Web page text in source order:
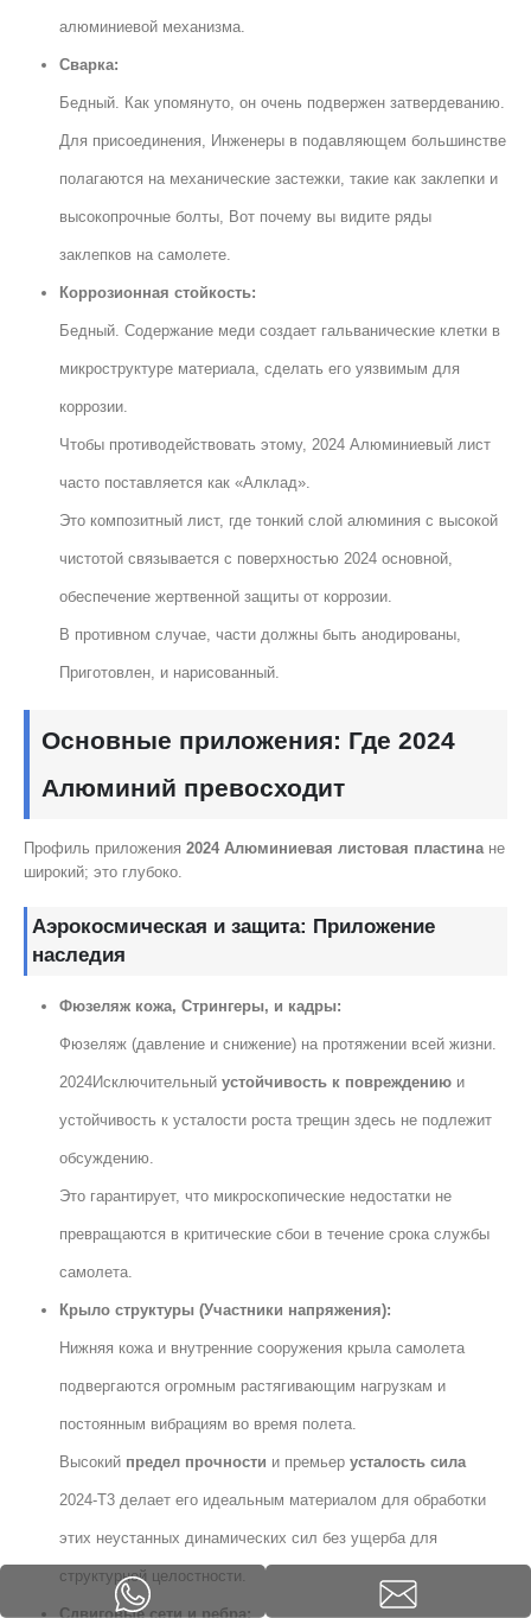
алюминиевой механизма.
Сварка:
Бедный. Как упомянуто, он очень подвержен затвердеванию.
Для присоединения, Инженеры в подавляющем большинстве
полагаются на механические застежки, такие как заклепки и
высокопрочные болты, Вот почему вы видите ряды
заклепков на самолете.
Коррозионная стойкость:
Бедный. Содержание меди создает гальванические клетки в
микроструктуре материала, сделать его уязвимым для
коррозии.
Чтобы противодействовать этому, 2024 Алюминиевый лист
часто поставляется как «Алклад».
Это композитный лист, где тонкий слой алюминия с высокой
чистотой связывается с поверхностью 2024 основной,
обеспечение жертвенной защиты от коррозии.
В противном случае, части должны быть анодированы,
Приготовлен, и нарисованный.
Основные приложения: Где 2024
Алюминий превосходит
Профиль приложения 2024 Алюминиевая листовая пластинане
широкий; это глубоко.
Аэрокосмическая и защита: Приложение
наследия
Фюзеляж кожа, Стрингеры, и кадры:
Фюзеляж (давление и снижение) на протяжении всей жизни.
2024Исключительный устойчивость к повреждениюи
устойчивость к усталости роста трещин здесь не подлежит
обсуждению.
Это гарантирует, что микроскопические недостатки не
превращаются в критические сбои в течение срока службы
самолета.
Крыло структуры (Участники напряжения):
Нижняя кожа и внутренние сооружения крыла самолета
подвергаются огромным растягивающим нагрузкам и
постоянным вибрациям во время полета.
Высокий предел прочности и премьер усталость сила
2024-T3 делает его идеальным материалом для обработки
этих неустанных динамических сил без ущерба для
структурной целостности.
Сдвиговые сети и ребра: